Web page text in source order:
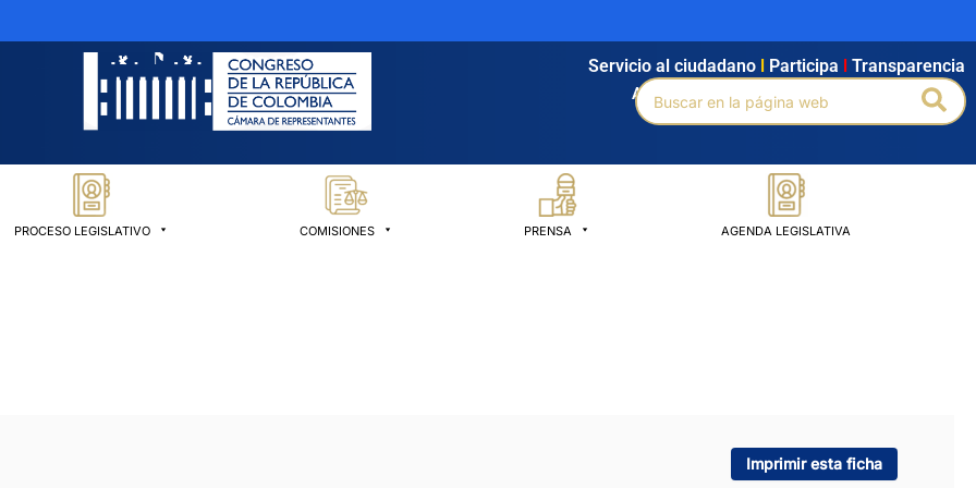
Agendamiento Intranet Búsqueda avanzada
Servicio al ciudadano Participa Transparencia
Buscar
por:
PROCESO LEGISLATIVO COMISIONES PRENSA AGENDA LEGISLATIVA
Imprimir esta ficha